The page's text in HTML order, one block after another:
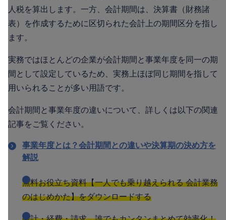
人税を算出します。一方、会計期間は、決算書（財務諸
表）を作成するために区切られた会計上の期間区分を指し
ます。
実務ではほとんどの企業が会計期間と事業年度を同一の期
間として設定しているため、実務上ほぼ同じ期間を指して
用いられることが多い用語です。
会計期間と事業年度の違いについて、詳しくは以下の関連
記事をご覧ください。
事業年度とは？会計期間との違いや決算期の決め方を
解説
無料お役立ち資料【一人でも乗り越えられる 会計業務
のはじめかた】をダウンロードする